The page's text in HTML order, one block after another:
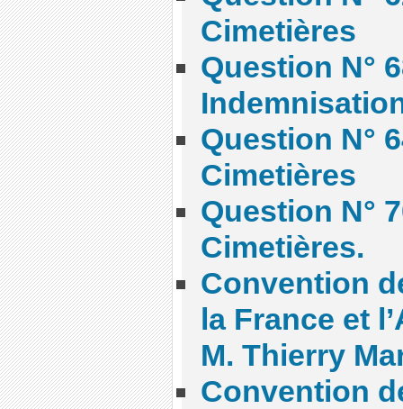
Cimetières
Question N°
Question N°
Cimetières
Question N°
Cimetières.
Convention
la France et
M. Thierry
Convention